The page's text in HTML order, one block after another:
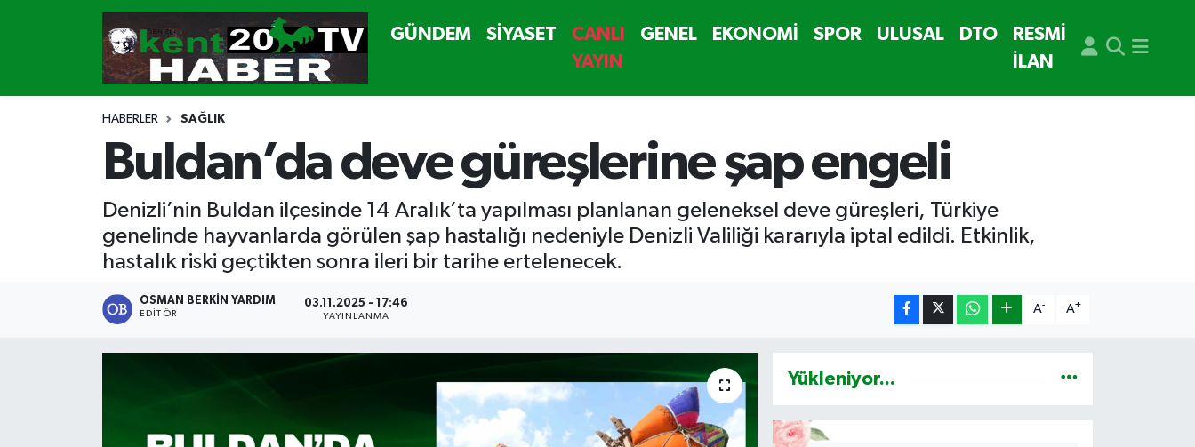
GÜNDEM SİYASET
CANLI
YAYIN
GENEL EKONOMİ SPOR ULUSAL DTO
RESMİ
İLAN
HABERLER SAĞLIK
Buldan’da deve güreşlerine şap engeli
Denizli’nin Buldan ilçesinde 14 Aralık’ta yapılması planlanan geleneksel deve güreşleri, Türkiye
genelinde hayvanlarda görülen şap hastalığı nedeniyle Denizli Valiliği kararıyla iptal edildi. Etkinlik,
hastalık riski geçtikten sonra ileri bir tarihe ertelenecek.
OSMAN BERKIN YARDIM
EDITÖR
03.11.2025 - 17:46
YAYINLANMA
A- A+
Yükleniyor...
GÜNDEM
SİYASET
CANLI YAYIN
EKONOMİ
Denizli Nöbetçi Eczaneler
Denizli Hava Durumu
Denizli Namaz Vakitleri
Denizli Trafik Yoğunluk Haritası
Süper Lig Puan Durumu ve Fikstür
Tüm Manşetler